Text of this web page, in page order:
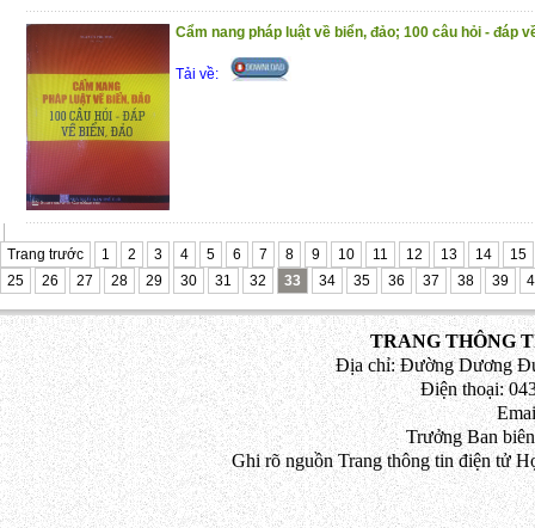
Cẩm nang pháp luật về biển, đảo; 100 câu hỏi - đáp
Tải về:
Trang trước 1 2 3 4 5 6 7 8 9 10 11 12 13 14
15
25
26 27 28 29 30 31 32 33 34 35 36 37 38 39
TRANG THÔNG
Địa chỉ: Đường Dương
Điện thoại:
Trưởng Ban
Ghi rõ nguồn Trang thông tin điện tử